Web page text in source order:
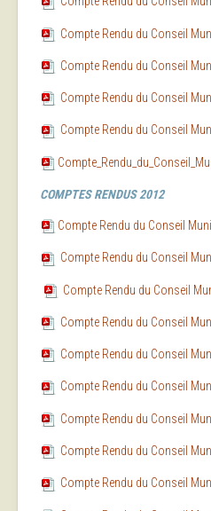
Compte Rendu du Conseil
Compte Rendu du Conseil
Compte Rendu du Conseil
Compte Rendu du Conseil
COMPTES RENDUS 2012
Compte Rendu du Conseil
Compte Rendu du Conseil
Compte Rendu du Conseil
Compte Rendu du Conseil
Compte Rendu du Conseil
Compte Rendu du Conseil
Compte Rendu du Conseil
Compte Rendu du Conseil
Compte Rendu du Conseil